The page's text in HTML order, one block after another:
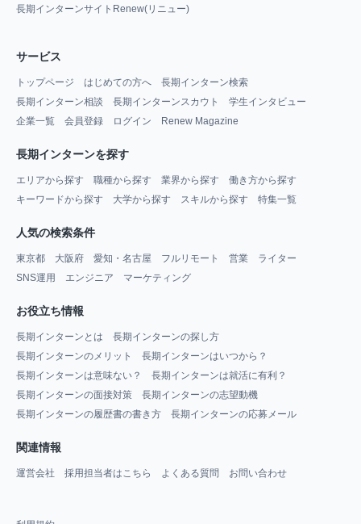
長期インターンサイトRenew(リニュー)
サービス
トップページ はじめての方へ
長期インターン検索
長期インターン相談
長期インターンスカウト
学生インタビュー
企業一覧
会員登録 ログイン Renew Magazine
長期インターンを探す
エリアから探す 職種から探す 業界から探す
働き方から探す
キーワードから探す
大学から探す スキルから探す 特集一覧
人気の検索条件
東京都 大阪府 愛知・名古屋 フルリモート 営業
ライター
SNS運用
エンジニア マーケティング
お役立ち情報
長期インターンとは
長期インターンの探し方
長期インターンのメリット
長期インターンはいつから？
長期インターンは意味ない？
長期インターンは就活に有利？
長期インターンの面接対策
長期インターンの志望動機
長期インターンの履歴書の書き方
長期インターンの応募メール
関連情報
運営会社 採用担当者はこちら よくある質問 お問い合わせ